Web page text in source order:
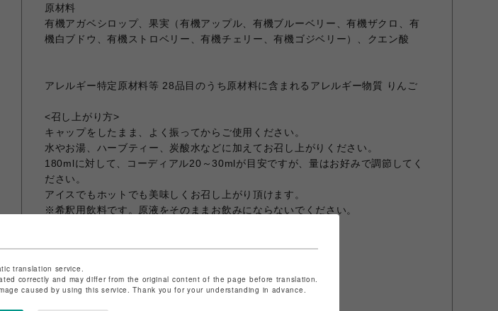
原材料
有機アガベシロップ、果実（有機アップル、有機ブルーベリー、有機ザクロ、有
機白ブドウ、有機ストロベリー、有機チェリー、有機ゴジベリー）、クエン酸
アレルギー特定原材料等 28品目のうち原材料に含まれるアレルギー物質 りんご
<召し上がり方>
キャップをしたまま、よく振ってからご使用ください。
水やお湯、ハーブティー、炭酸水などに加えてお召し上がりください。
180mlに対して、コーディアル20～30mlが目安ですが、量はお好みで調節してく
ださい。
アイスでもホットでも美味しくお召し上がり頂けます。
※希釈用飲料です。原液をそのままお飲みにならないでください。
リキュールやシャンパン等に加えてカクテルに
手作りのお菓子の甘味料に
translation service.
correctly and may differ from the original content of the page before translation.
caused by using this service. Thank you for your understanding in advance.